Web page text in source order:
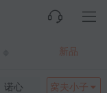
新品
诺心 窝夫小子